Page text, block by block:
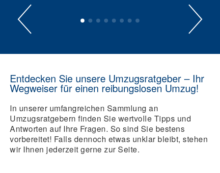
Entdecken Sie unsere Umzugsratgeber – Ihr
Wegweiser für einen reibungslosen Umzug!
In unserer umfangreichen Sammlung an
Umzugsratgebern finden Sie wertvolle Tipps und
Antworten auf Ihre Fragen. So sind Sie bestens
vorbereitet! Falls dennoch etwas unklar bleibt, stehen
wir Ihnen jederzeit gerne zur Seite.